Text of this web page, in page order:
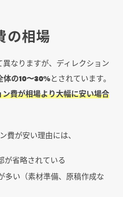
の相場
なりますが、ディレクション
体の10〜30%とされています。
ン費が相場より大幅に安い場合
費が安い理由には、
が省略されている
多い（素材準備、原稿作成な